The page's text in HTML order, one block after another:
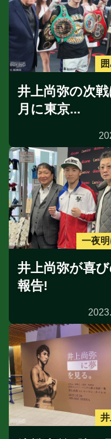
井上尚弥の次
月に東京...
一夜
井上尚弥が喜
報告!